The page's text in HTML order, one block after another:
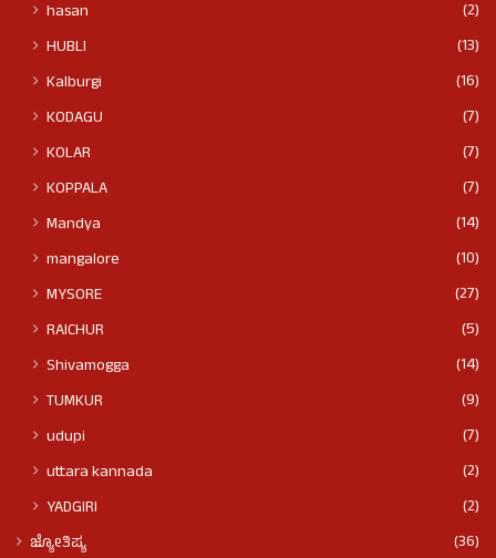
hasan
(2)
HUBLI
(13)
Kalburgi
(16)
KODAGU
(7)
KOLAR
(7)
KOPPALA
(7)
Mandya
(14)
mangalore
(10)
MYSORE
(27)
RAICHUR
(5)
Shivamogga
(14)
TUMKUR
(9)
udupi
(7)
uttara kannada
(2)
YADGIRI
(2)
ಜ್ಯೋತಿಷ್ಯ
(36)